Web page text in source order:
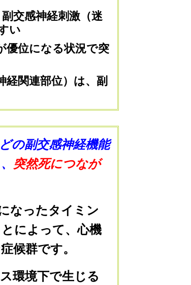
交感神経刺激（迷
い
優位になる状況で突
経関連部位）は、副
の副交感神経機能
突然死につなが
なったタイミン
によって、心機
候群です。
環境下で生じる